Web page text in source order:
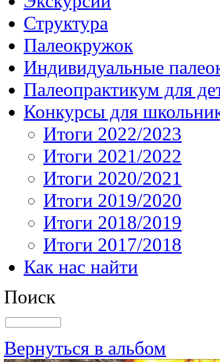
Структура
Палеокружок
Индивидуальные
Палеопрактикум для
Конкурсы для
Итоги 2022/2023
Итоги 2021/2022
Итоги 2020/2021
Итоги 2019/2020
Итоги 2018/2019
Итоги 2017/2018
Как нас найти
Поиск
Вернуться в альбом